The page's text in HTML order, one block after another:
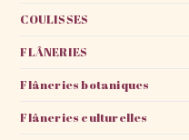
COULISSES
FLÂNERIES
Flâneries botaniques
Flâneries culturelles